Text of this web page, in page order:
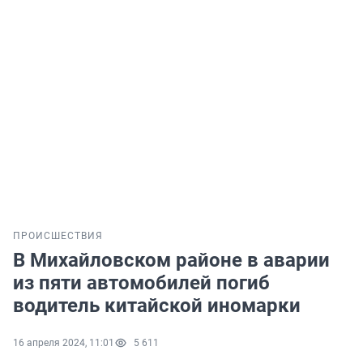
ПРОИСШЕСТВИЯ
В Михайловском районе в аварии
из пяти автомобилей погиб
водитель китайской иномарки
16 апреля 2024, 11:01 5 611